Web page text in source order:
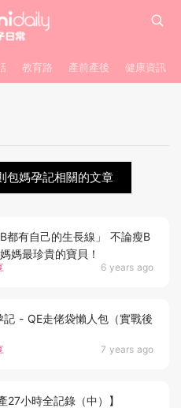
教育路 產前產後 健康資訊
包媽孕記相關的文章
6 years ago
都有自己的生長線」 不論瘦B
媽最珍貴的寶貝！
7 years ago
記 - QE走佬袋懶人包（實戰後
27小時全記錄（中）】